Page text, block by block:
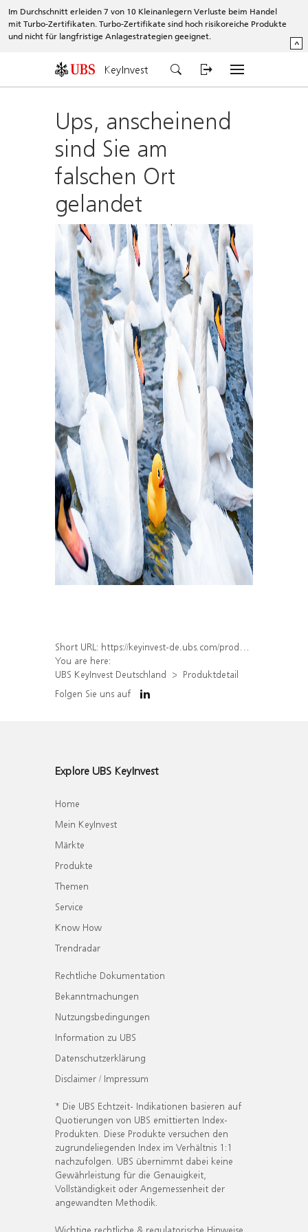
Im Durchschnitt erleiden 7 von 10 Kleinanlegern Verluste beim Handel
mit Turbo-Zertifikaten. Turbo-Zertifikate sind hoch risikoreiche Produkte
und nicht für langfristige Anlagestrategien geeignet.
^
KeyInvest
Ups, anscheinend
sind Sie am
falschen Ort
gelandet
Short URL: https://keyinvest-de.ubs.com/produkt/detail/index/isin/DE000WA8F0F4
You are here:
UBS KeyInvest Deutschland
Produktdetail
Folgen Sie uns auf
Explore UBS KeyInvest
Home
Mein KeyInvest
Märkte
Produkte
Themen
Service
Know How
Trendradar
Rechtliche Dokumentation
Bekanntmachungen
Nutzungsbedingungen
Information zu UBS
Datenschutzerklärung
Disclaimer / Impressum
* Die UBS Echtzeit- Indikationen basieren auf
Quotierungen von UBS emittierten Index-
Produkten. Diese Produkte versuchen den
zugrundeliegenden Index im Verhältnis 1:1
nachzufolgen. UBS übernimmt dabei keine
Gewährleistung für die Genauigkeit,
Vollständigkeit oder Angemessenheit der
angewandten Methodik.